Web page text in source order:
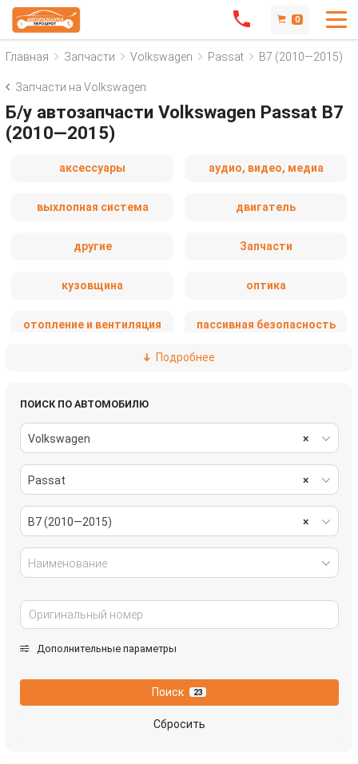
0
Главная Запчасти Volkswagen Passat B7 (2010—2015)
Запчасти на Volkswagen
Б/у автозапчасти Volkswagen Passat B7
(2010—2015)
аксессуары аудио, видео, медиа
выхлопная система двигатель
другие Запчасти
кузовщина оптика
отопление и вентиляция пассивная безопасность
рулевое управление
система охлаждения
стеклоочистители топливная система
трансмиссия
Подробнее
ПОИСК ПО АВТОМОБИЛЮ
×
Volkswagen
×
Passat
×
B7 (2010—2015)
Наименование
Дополнительные параметры
Поиск 23
Сбросить